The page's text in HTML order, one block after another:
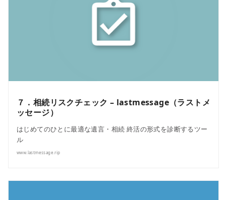
７．相続リスクチェック – lastmessage（ラストメ
ッセージ）
はじめてのひとに最適な遺言・相続 終活の形式を診断するツー
ル
www.lastmessage.rip